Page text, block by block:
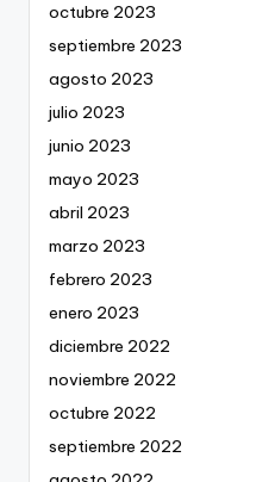
octubre 2023
septiembre 2023
agosto 2023
julio 2023
junio 2023
mayo 2023
abril 2023
marzo 2023
febrero 2023
enero 2023
diciembre 2022
noviembre 2022
octubre 2022
septiembre 2022